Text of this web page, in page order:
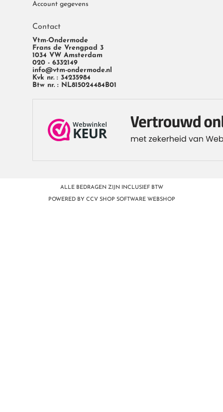
Account gegevens
Contact
Vtm-Ondermode
Frans de Vrengpad 3
1034 VW Amsterdam
020 - 6332149
info@vtm-ondermode.nl
Kvk nr. : 34235984
Btw nr. : NL815024484B01
ALLE BEDRAGEN ZIJN INCLUSIEF BTW
POWERED BY CCV SHOP SOFTWARE WEBSHOP